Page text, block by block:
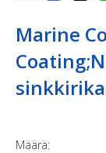
Marine
Määrä: